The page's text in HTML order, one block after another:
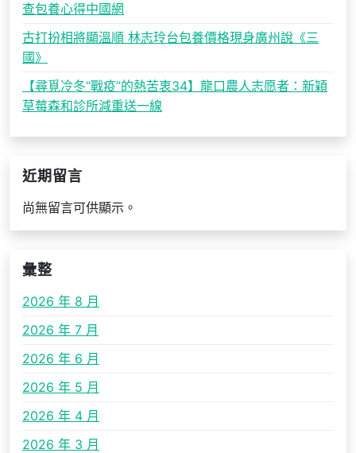
查包養心得中國網
古打扮相將顯溫順 林志玲台包養價格現身廣州說《三
國》
【尋覓冷冬“戰疫”的熱苦衷34】龍口農人志愿者：新穎
草莓森和診所減重送一線
近期留言
尚無留言可供顯示。
彙整
2026 年 8 月
2026 年 7 月
2026 年 6 月
2026 年 5 月
2026 年 4 月
2026 年 3 月